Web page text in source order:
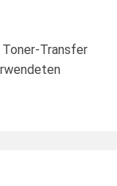
Toner-Transfer